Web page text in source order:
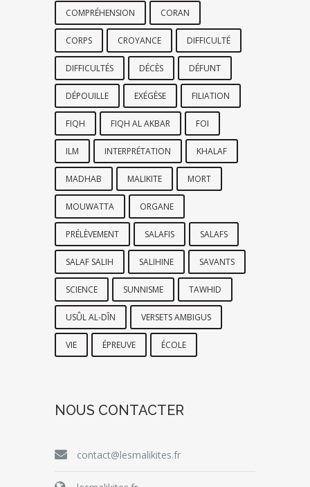
COMPRÉHENSION CORAN
CORPS CROYANCE DIFFICULTÉ
DIFFICULTÉS DÉCÈS DÉFUNT
DÉPOUILLE EXÉGÈSE FILIATION
FIQH FIQH AL AKBAR FOI
ILM INTERPRÉTATION KHALAF
MADHAB MALIKITE MORT
MOUWATTA ORGANE
PRÉLÈVEMENT SALAFIS SALAFS
SALAF SALIH SALIHINE SAVANTS
SCIENCE SUNNISME TAWHID
USÛL AL-DÎN VERSETS AMBIGUS
VIE ÉPREUVE ÉCOLE
NOUS CONTACTER
contact@lesmalikites.fr